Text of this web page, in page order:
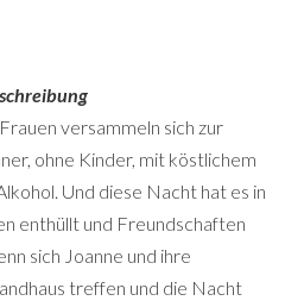
versammeln sich zur
ohne Kinder, mit köstlichem
Und diese Nacht hat es in
enthüllt und Freundschaften
sich Joanne und ihre
treffen und die Nacht